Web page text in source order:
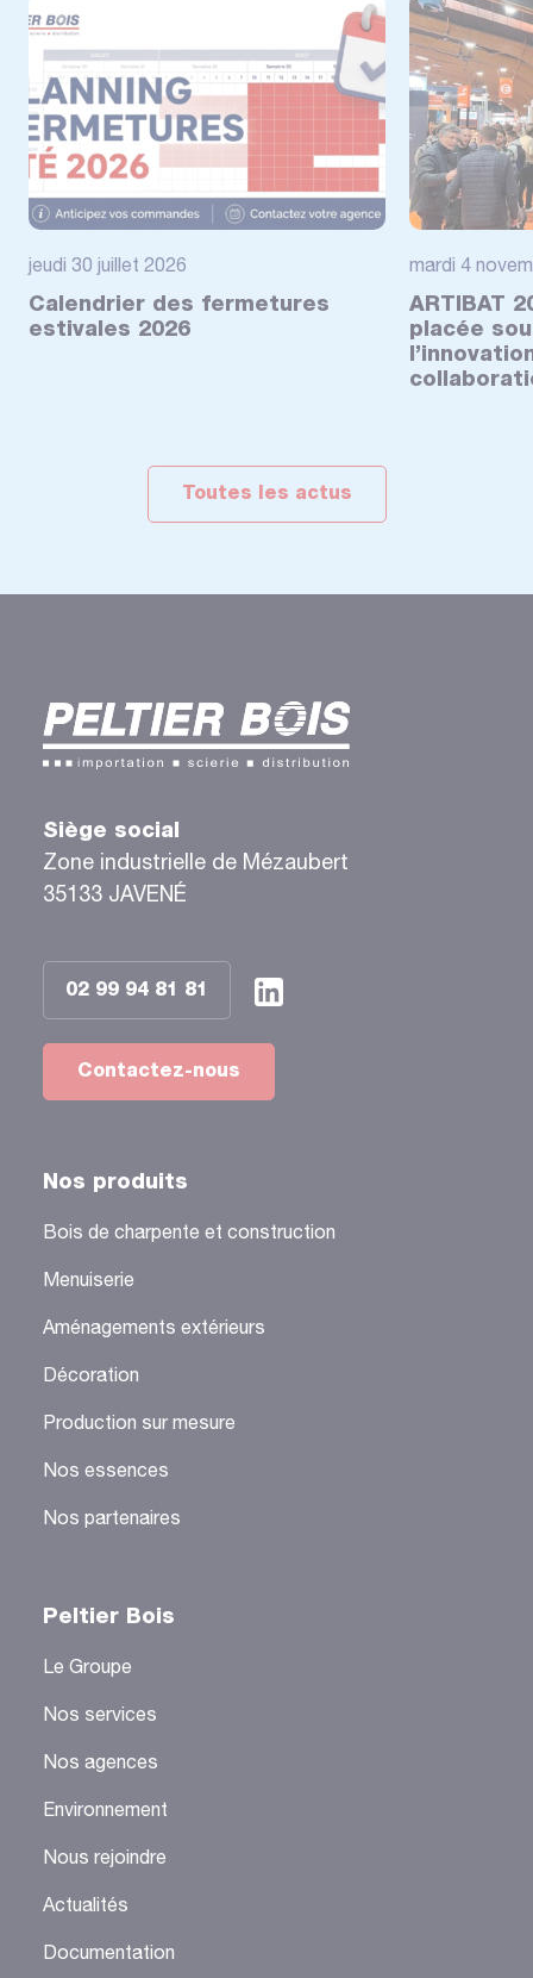
jeudi 30 juillet 2026
Calendrier des fermetures
estivales 2026
mardi 4
ARTIBAT
placée
Toutes les actus
Siège social
Zone industrielle de Mézaubert
35133 JAVENÉ
02 99 94 81 81
Contactez-nous
Nos produits
Bois de charpente et construction
Menuiserie
Aménagements extérieurs
Décoration
Production sur mesure
Nos essences
Nos partenaires
Peltier Bois
Le Groupe
Nos services
Nos agences
Environnement
Nous rejoindre
Actualités
Documentation